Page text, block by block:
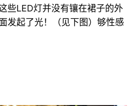
些LED灯并没有镶在裙子的外
发起了光！（见下图）够性感